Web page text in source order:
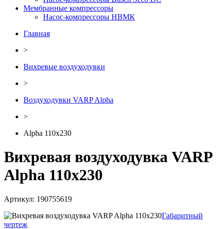
Мембранные компрессоры
Насос-компрессоры НВМК
Главная
>
Вихревые воздуходувки
>
Воздуходувки VARP Alpha
>
Alpha 110x230
Вихревая воздуходувка VARP
Alpha 110x230
Артикул: 190755619
Габаритный
чертеж